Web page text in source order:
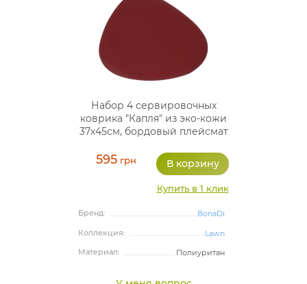
Набор 4 сервировочных
коврика "Капля" из эко-кожи
37х45см, бордовый плейсмат
595грн
Купить в 1 клик
Бренд:
BonaDi
Коллекция:
Lawn
Материал:
Полиуритан